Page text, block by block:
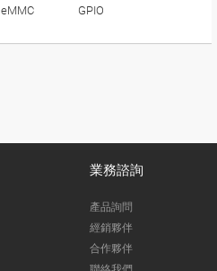
eMMC
GPIO
業務諮詢
產品詢問
經銷夥伴
合作夥伴